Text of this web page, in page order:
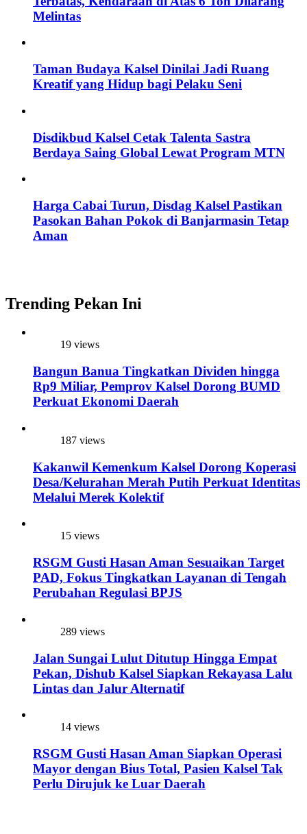
Melintas
Taman Budaya Kalsel Dinilai Jadi Ruang
Kreatif yang Hidup bagi Pelaku Seni
Disdikbud Kalsel Cetak Talenta Sastra
Berdaya Saing Global Lewat Program MTN
Harga Cabai Turun, Disdag Kalsel Pastikan
Pasokan Bahan Pokok di Banjarmasin Tetap
Aman
Trending Pekan Ini
19 views
Bangun Banua Tingkatkan Dividen hingga
Rp9 Miliar, Pemprov Kalsel Dorong BUMD
Perkuat Ekonomi Daerah
187 views
Kakanwil Kemenkum Kalsel Dorong Koperasi
Desa/Kelurahan Merah Putih Perkuat Identitas
Melalui Merek Kolektif
15 views
RSGM Gusti Hasan Aman Sesuaikan Target
PAD, Fokus Tingkatkan Layanan di Tengah
Perubahan Regulasi BPJS
289 views
Jalan Sungai Lulut Ditutup Hingga Empat
Pekan, Dishub Kalsel Siapkan Rekayasa Lalu
Lintas dan Jalur Alternatif
14 views
RSGM Gusti Hasan Aman Siapkan Operasi
Mayor dengan Bius Total, Pasien Kalsel Tak
Perlu Dirujuk ke Luar Daerah